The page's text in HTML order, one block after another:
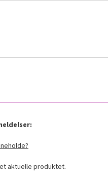
aktuelle produktet.